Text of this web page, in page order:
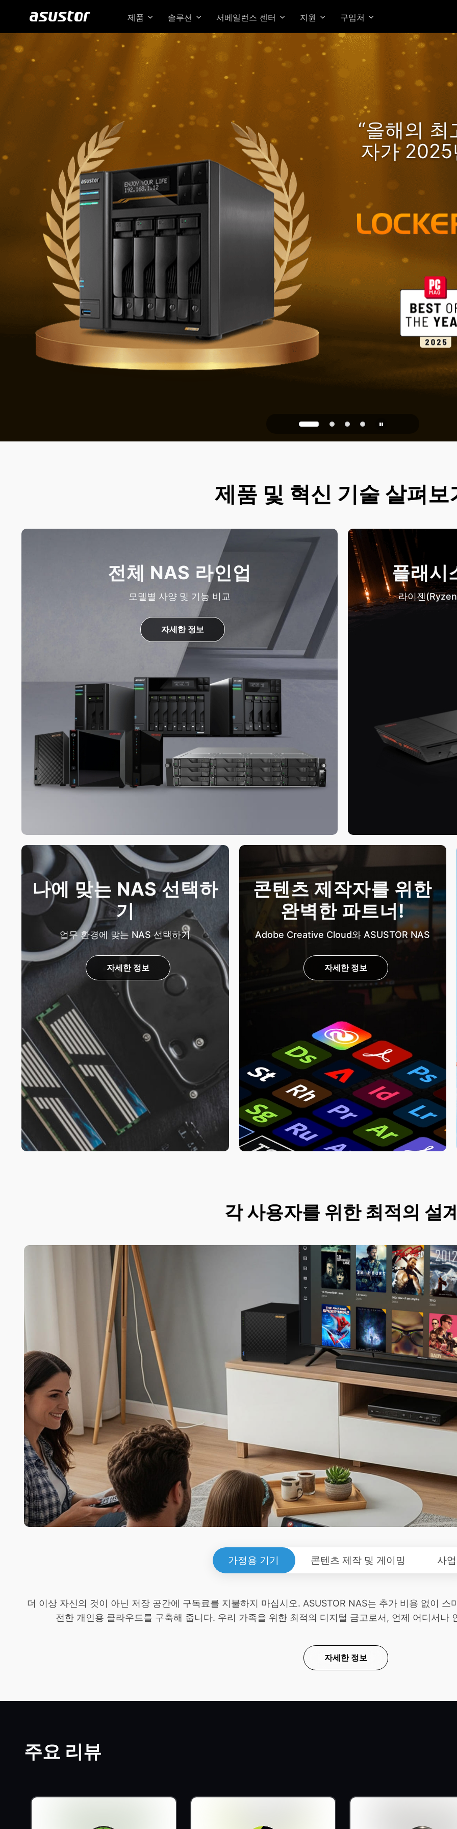
제품 솔루션 서베일런스 센터 지원 구입처
“올해의
자가 2025
LockerStor 24R Pro Gen2,
으로 한 차원 높은 속도와 성
초보자에게
2.5GbE NAS
가정과 사무
장 솔루션
PQC Ready
미래의 양자 공격에 대비하
제품 및 혁신 기술 살펴보
전체 NAS 라인업
모델별 사양 및 기능 비교
자세한 정보
플래시
라이젠
나에 맞는 NAS 선택하
기
업무 환경에 맞는 NAS 선택하기
자세한 정보
콘텐츠 제작자를 위한
완벽한 파트너!
Adobe Creative Cloud와 ASUSTOR NAS
자세한 정보
각 사용자를 위한 최적의 설
가정용 기기 콘텐츠 제작 및 게이밍 사업
더 이상 자신의 것이 아닌 저장 공간에 구독료를 지불하지 마십시오. ASUSTOR NAS는 추가 비용 없이
전한 개인용 클라우드를 구축해 줍니다. 우리 가족을 위한 최적의 디지털 금고로서, 언제 어디서나
자세한 정보
주요 리뷰